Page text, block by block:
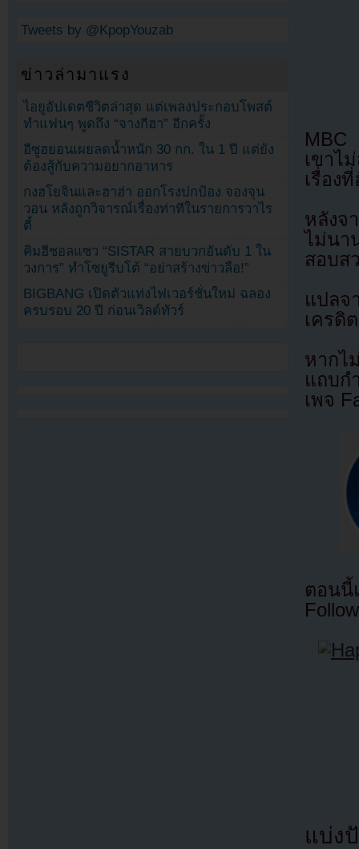
MBC
เขาไ
เรื่อง
หลังจ
ไม่นา
สอบส
แปล
เครดิ
หากไ
แถบก
เพจ
ตอนนี้
แบ่ง
Tweets by @KpopYouzab
ข่าวล่ามาแรง
ไอยูอัปเดตชีวิตล่าสุด แต่เพลงประกอบโพสต์
ทำแฟนๆ พูดถึง “จางกีฮา” อีกครั้ง
อีซูฮยอนเผยลดน้ำหนัก 30 กก. ใน 1 ปี แต่ยัง
ต้องสู้กับความอยากอาหาร
กงฮโยจินและฮาฮ่า ออกโรงปกป้อง จองจุน
วอน หลังถูกวิจารณ์เรื่องท่าทีในรายการวาไร
ตี้
คิมฮีชอลแซว “SISTAR สายบวกอันดับ 1 ใน
วงการ” ทำโซยูรีบโต้ “อย่าสร้างข่าวลือ!”
BIGBANG เปิดตัวแท่งไฟเวอร์ชั่นใหม่ ฉลอง
ครบรอบ 20 ปี ก่อนเวิลด์ทัวร์